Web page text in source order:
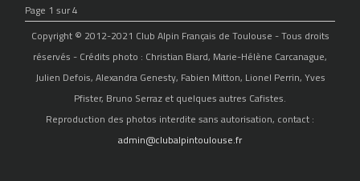
Page 1 sur 4
Copyright © 2012-2021 Club Alpin Français de Toulouse - Tous droits
réservés - Crédits photo : Christian Biard, Marie-Hélène Carcanague,
Julien Defois, Alexandra Genesty, Fabien Mitton, Lionel Perrin, Yves
Pfister, Bruno Serraz et quelques autres Cafistes.
Reproduction des photos interdite sans autorisation, contact :
admin@clubalpintoulouse.fr